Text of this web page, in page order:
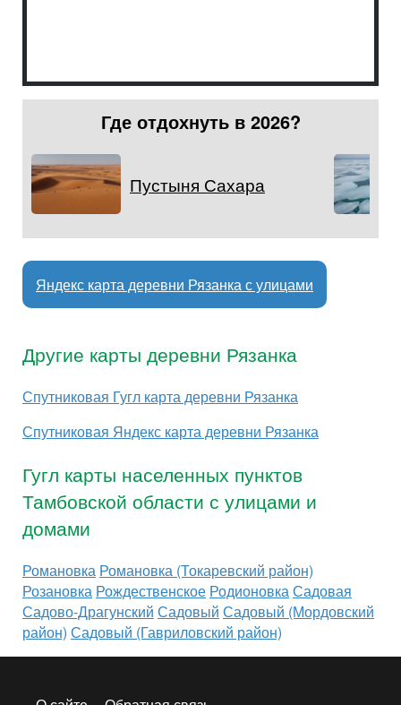
Где отдохнуть в 2026?
Пустыня Сахара
Яндекс карта деревни Рязанка с улицами
Другие карты деревни Рязанка
Спутниковая Гугл карта деревни Рязанка
Спутниковая Яндекс карта деревни Рязанка
Гугл карты населенных пунктов
Тамбовской области с улицами и
домами
Романовка Романовка (Токаревский район)
Розановка Рождественское Родионовка Садовая
Садово-Драгунский Садовый Садовый (Мордовский
район) Садовый (Гавриловский район)